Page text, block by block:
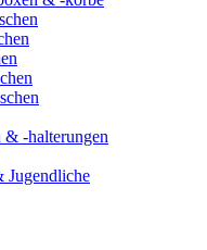
& -halterungen
Jugendliche